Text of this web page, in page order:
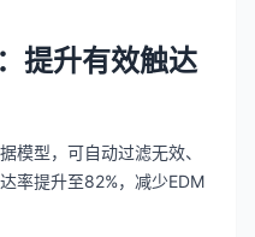
提升有效触达
模型，可自动过滤无效、
率提升至82%，减少EDM